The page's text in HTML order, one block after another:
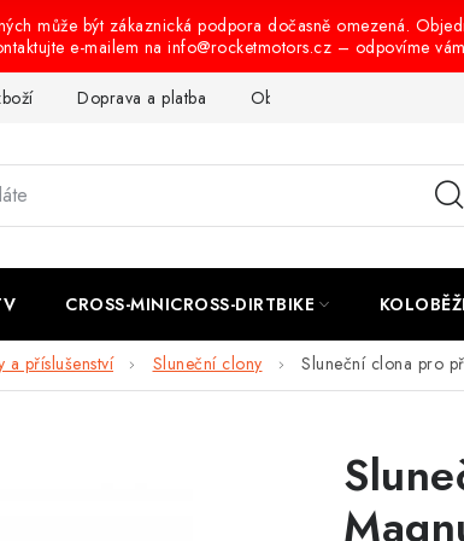
může být zákaznická podpora dočasně omezená.
e-mailem na info@rocketmotors.cz – odpovíme
Doprava a platba Obchodní podmínky
CROSS-MINICROSS-DIRTBIKE
a příslušenství Sluneční clony Sluneční clona pro